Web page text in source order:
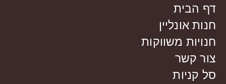
דף הבית
חנות אונליין
חנויות משווקות
צור קשר
סל קניות